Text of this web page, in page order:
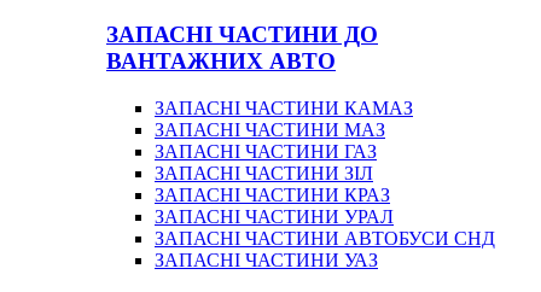
ЗАПАСНІ ЧАСТИНИ ДО
ВАНТАЖНИХ АВТО
ЗАПАСНІ ЧАСТИНИ КАМАЗ
ЗАПАСНІ ЧАСТИНИ МАЗ
ЗАПАСНІ ЧАСТИНИ ГАЗ
ЗАПАСНІ ЧАСТИНИ ЗІЛ
ЗАПАСНІ ЧАСТИНИ КРАЗ
ЗАПАСНІ ЧАСТИНИ УРАЛ
ЗАПАСНІ ЧАСТИНИ АВТОБУСИ СНД
ЗАПАСНІ ЧАСТИНИ УАЗ